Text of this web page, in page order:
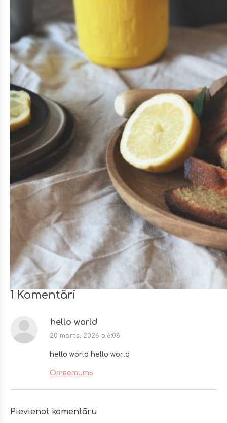
1 Komentāri
Pievienot komentāru
hello world
20 marts, 2026 в 6:08
hello world hello world
Ответить